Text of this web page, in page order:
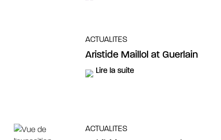
ACTUALITES
Aristide Maillol at Guerlain
Lire la suite
ACTUALITES